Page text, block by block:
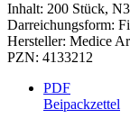
Inhalt: 200 Stück, N3
Darreichungsform:
Hersteller: Medice
PZN: 4133212
PDF
Beipackzettel